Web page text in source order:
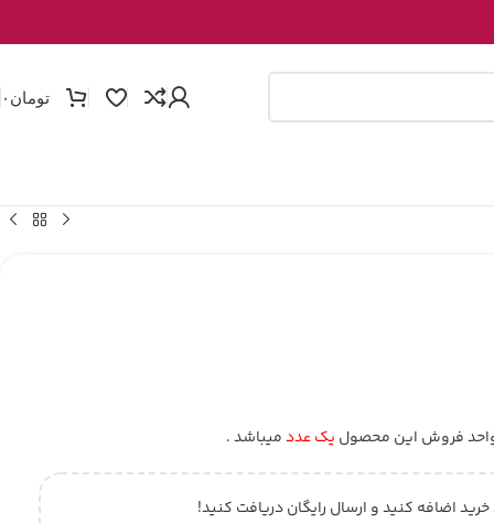
تومان ۰
فروش این محصول یک عددمیباشد .
خرید اضافه کنید و ارسال رایگان دریافت کنید!